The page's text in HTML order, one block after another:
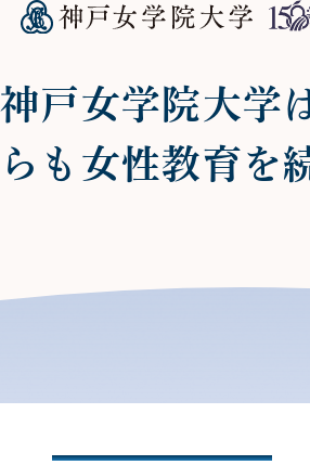
神戸女学院大学
らも女性教育を